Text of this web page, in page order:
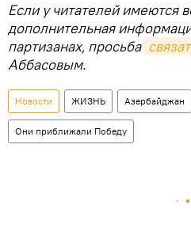
Если у читателей имеются
дополнительная
партизанах, просьба
Аббасовым.
Новости ЖИЗНЬ Азербайджан
Они приближали Победу